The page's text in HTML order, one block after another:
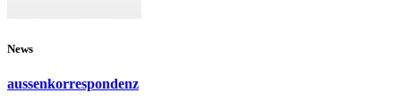
News
aussenkorrespondenz